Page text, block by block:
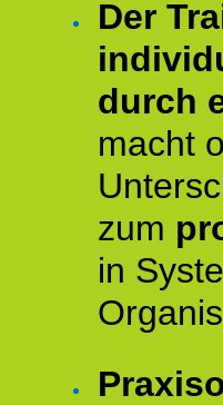
Der
durch
macht
zum
in